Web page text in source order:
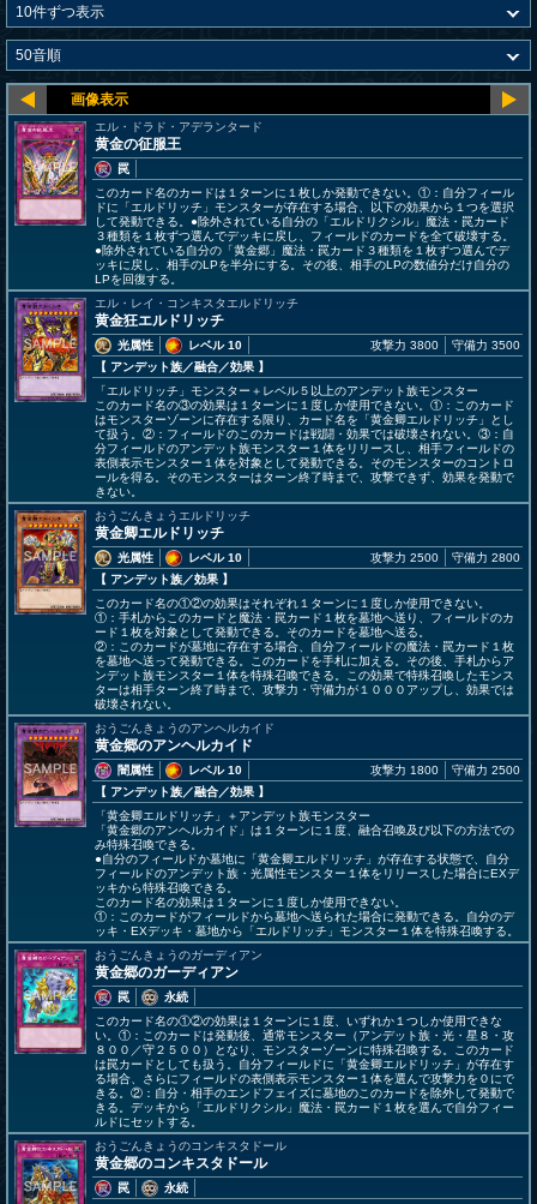
エル・ドラド・アデランタード
黄金の征服王
罠
このカード名のカードは１ターンに１枚しか発動できない。①：自分フィール
ドに「エルドリッチ」モンスターが存在する場合、以下の効果から１つを選択
して発動できる。●除外されている自分の「エルドリクシル」魔法・罠カード
３種類を１枚ずつ選んでデッキに戻し、フィールドのカードを全て破壊する。
●除外されている自分の「黄金郷」魔法・罠カード３種類を１枚ずつ選んでデ
ッキに戻し、相手のLPを半分にする。その後、相手のLPの数値分だけ自分の
LPを回復する。
エル・レイ・コンキスタエルドリッチ
黄金狂エルドリッチ
光属性
レベル 10
【 アンデット族／融合／効果 】
攻撃力 3800 守備力 3500
「エルドリッチ」モンスター＋レベル５以上のアンデット族モンスター
このカード名の③の効果は１ターンに１度しか使用できない。①：このカード
はモンスターゾーンに存在する限り、カード名を「黄金卿エルドリッチ」とし
て扱う。②：フィールドのこのカードは戦闘・効果では破壊されない。③：自
分フィールドのアンデット族モンスター１体をリリースし、相手フィールドの
表側表示モンスター１体を対象として発動できる。そのモンスターのコントロ
ールを得る。そのモンスターはターン終了時まで、攻撃できず、効果を発動で
きない。
おうごんきょうエルドリッチ
黄金卿エルドリッチ
光属性
レベル 10
【 アンデット族／効果 】
攻撃力 2500 守備力 2800
このカード名の①②の効果はそれぞれ１ターンに１度しか使用できない。
①：手札からこのカードと魔法・罠カード１枚を墓地へ送り、フィールドのカ
ード１枚を対象として発動できる。そのカードを墓地へ送る。
②：このカードが墓地に存在する場合、自分フィールドの魔法・罠カード１枚
を墓地へ送って発動できる。このカードを手札に加える。その後、手札からア
ンデット族モンスター１体を特殊召喚できる。この効果で特殊召喚したモンス
ターは相手ターン終了時まで、攻撃力・守備力が１０００アップし、効果では
破壊されない。
おうごんきょうのアンヘルカイド
黄金郷のアンヘルカイド
闇属性
レベル 10
【 アンデット族／融合／効果 】
攻撃力 1800 守備力 2500
「黄金卿エルドリッチ」＋アンデット族モンスター
「黄金郷のアンヘルカイド」は１ターンに１度、融合召喚及び以下の方法での
み特殊召喚できる。
●自分のフィールドか墓地に「黄金卿エルドリッチ」が存在する状態で、自分
フィールドのアンデット族・光属性モンスター１体をリリースした場合にEXデ
ッキから特殊召喚できる。
このカード名の効果は１ターンに１度しか使用できない。
①：このカードがフィールドから墓地へ送られた場合に発動できる。自分のデ
ッキ・EXデッキ・墓地から「エルドリッチ」モンスター１体を特殊召喚する。
おうごんきょうのガーディアン
黄金郷のガーディアン
罠
永続
このカード名の①②の効果は１ターンに１度、いずれか１つしか使用できな
い。①：このカードは発動後、通常モンスター（アンデット族・光・星８・攻
８００／守２５００）となり、モンスターゾーンに特殊召喚する。このカード
は罠カードとしても扱う。自分フィールドに「黄金卿エルドリッチ」が存在す
る場合、さらにフィールドの表側表示モンスター１体を選んで攻撃力を０にで
きる。②：自分・相手のエンドフェイズに墓地のこのカードを除外して発動で
きる。デッキから「エルドリクシル」魔法・罠カード１枚を選んで自分フィー
ルドにセットする。
おうごんきょうのコンキスタドール
黄金郷のコンキスタドール
罠 永続